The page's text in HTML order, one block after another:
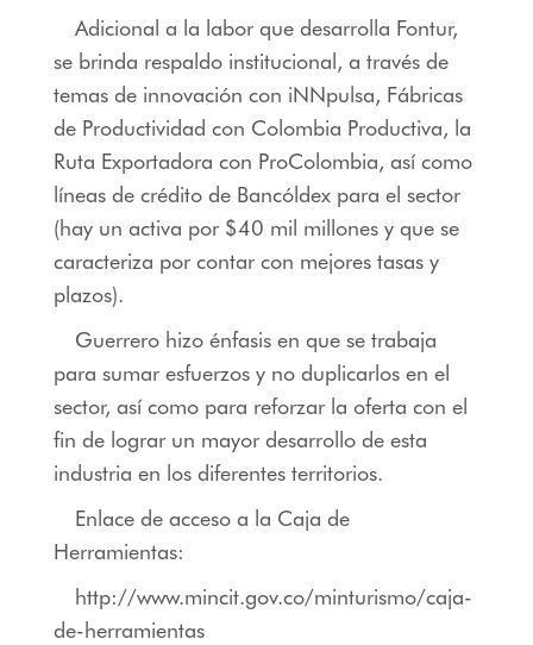
Adicional a la labor que desarrolla Fontur,
se brinda respaldo institucional, a través de
temas de innovación con iNNpulsa, Fábricas
de Productividad con Colombia Productiva, la
Ruta Exportadora con ProColombia, así como
líneas de crédito de Bancóldex para el sector
(hay un activa por $40 mil millones y que se
caracteriza por contar con mejores tasas y
plazos).
Guerrero hizo énfasis en que se trabaja
para sumar esfuerzos y no duplicarlos en el
sector, así como para reforzar la oferta con el
fin de lograr un mayor desarrollo de esta
industria en los diferentes territorios.
Enlace de acceso a la Caja de
Herramientas:
http://www.mincit.gov.co/minturismo/caja-
de-herramientas